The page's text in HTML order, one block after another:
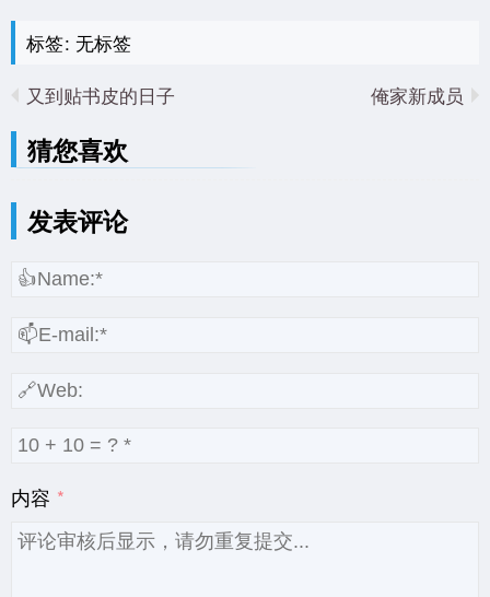
标签: 无标签
又到贴书皮的日子
俺家新成员
猜您喜欢
发表评论
内容